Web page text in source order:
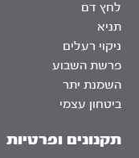
לחץ דם
תניא
ניקוי רעלים
פרשת השבוע
השמנת יתר
ביטחון עצמי
תקנונים ופרטיות